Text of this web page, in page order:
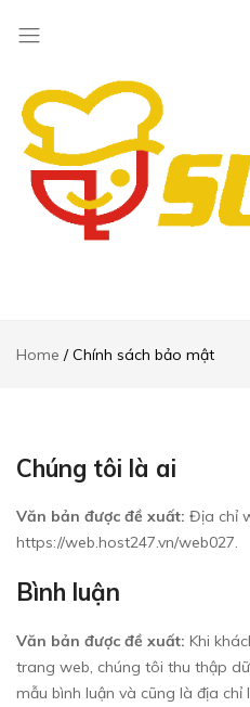
bán
Home Chính sách bảo mật
Chúng tôi là ai
Văn bản được đề xuất: Địa chỉ
https://web.host247.vn/web027.
Bình luận
Văn bản được đề xuất: Khi
trang web, chúng tôi thu thập
mẫu bình luận và cũng là địa chỉ